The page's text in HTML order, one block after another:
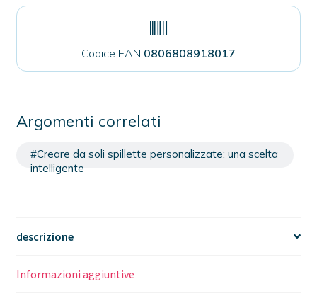
Codice EAN 0806808918017
Argomenti correlati
#Creare da soli spillette personalizzate: una scelta
intelligente
descrizione
Informazioni aggiuntive